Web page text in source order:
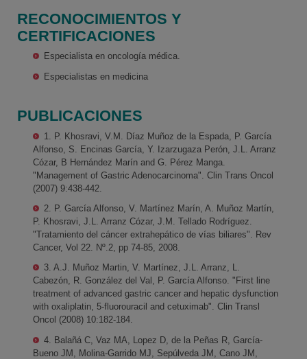
RECONOCIMIENTOS Y
CERTIFICACIONES
Especialista en oncología médica.
Especialistas en medicina
PUBLICACIONES
1. P. Khosravi, V.M. Díaz Muñoz de la Espada, P. García
Alfonso, S. Encinas García, Y. Izarzugaza Perón, J.L. Arranz
Cózar, B Hernández Marín and G. Pérez Manga.
"Management of Gastric Adenocarcinoma". Clin Trans Oncol
(2007) 9:438-442.
2. P. García Alfonso, V. Martínez Marín, A. Muñoz Martín,
P. Khosravi, J.L. Arranz Cózar, J.M. Tellado Rodríguez.
"Tratamiento del cáncer extrahepático de vías biliares". Rev
Cancer, Vol 22. Nº.2, pp 74-85, 2008.
3. A.J. Muñoz Martin, V. Martínez, J.L. Arranz, L.
Cabezón, R. González del Val, P. García Alfonso. "First line
treatment of advanced gastric cancer and hepatic dysfunction
with oxaliplatin, 5-fluorouracil and cetuximab". Clin Transl
Oncol (2008) 10:182-184.
4. Balañá C, Vaz MA, Lopez D, de la Peñas R, García-
Bueno JM, Molina-Garrido MJ, Sepúlveda JM, Cano JM,